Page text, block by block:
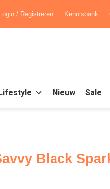
Login / Registreren Kennisbank
Nieuw Sale
Black